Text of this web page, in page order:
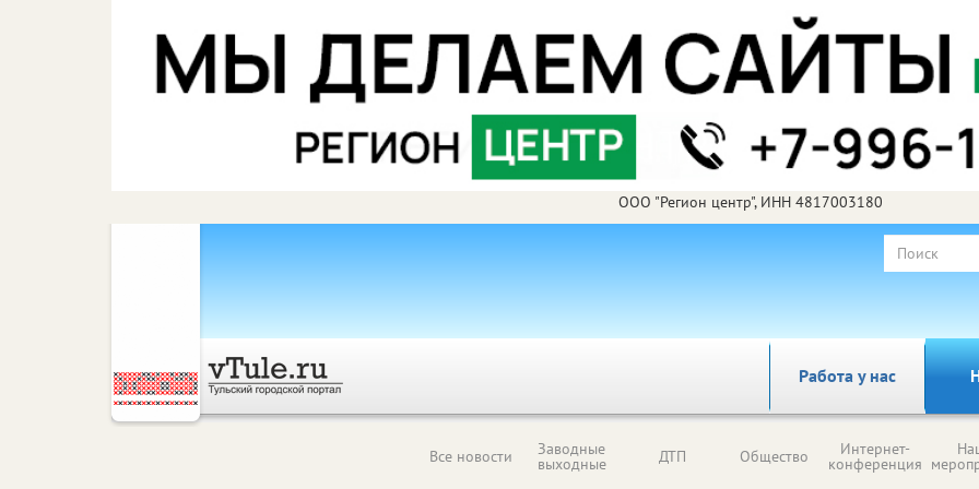
ООО "Регион центр", ИНН 4817003180
Работа у нас
Все новости Заводные
выходные ДТП Общество Интернет-
конференция